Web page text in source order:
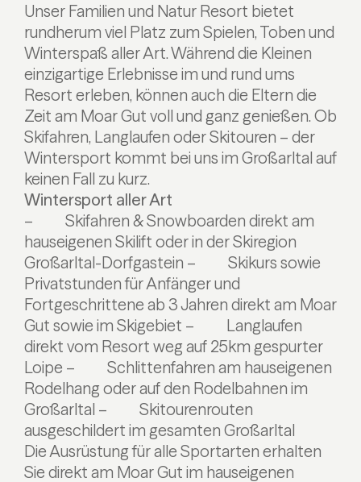
Unser Familien und Natur Resort bietet
rundherum viel Platz zum Spielen, Toben und
Winterspaß aller Art. Während die Kleinen
einzigartige Erlebnisse im und rund ums
Resort erleben, können auch die Eltern die
Zeit am Moar Gut voll und ganz genießen. Ob
Skifahren, Langlaufen oder Skitouren – der
Wintersport kommt bei uns im Großarltal auf
keinen Fall zu kurz.
Wintersport aller Art
– Skifahren & Snowboarden direkt am
hauseigenen Skilift oder in der Skiregion
Großarltal-Dorfgastein – Skikurs sowie
Privatstunden für Anfänger und
Fortgeschrittene ab 3 Jahren direkt am Moar
Gut sowie im Skigebiet – Langlaufen
direkt vom Resort weg auf 25km gespurter
Loipe – Schlittenfahren am hauseigenen
Rodelhang oder auf den Rodelbahnen im
Großarltal – Skitourenrouten
ausgeschildert im gesamten Großarltal
Die Ausrüstung für alle Sportarten erhalten
Sie direkt am Moar Gut im hauseigenen